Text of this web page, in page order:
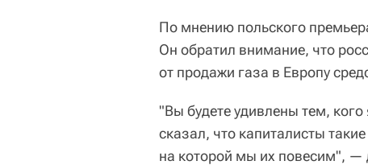
По мнению польского
Он обратил внимание, что
от продажи газа в Европу
"Вы будете удивлены тем,
сказал, что капиталисты
на которой мы их повесим", —